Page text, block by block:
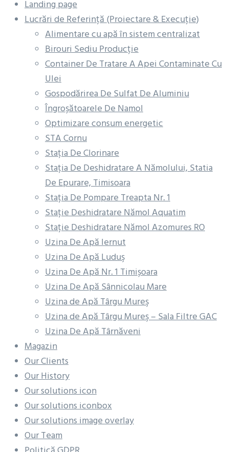
Landing page
Lucrări de Referință (Proiectare & Execuție)
Alimentare cu apă în sistem centralizat
Birouri Sediu Producție
Container De Tratare A Apei Contaminate Cu
Ulei
Gospodărirea De Sulfat De Aluminiu
Îngroșătoarele De Namol
Optimizare consum energetic
STA Cornu
Stația De Clorinare
Stația De Deshidratare A Nămolului, Statia
De Epurare, Timisoara
Stația De Pompare Treapta Nr. 1
Stație Deshidratare Nămol Aquatim
Stație Deshidratare Nămol Azomures RO
Uzina De Apă Iernut
Uzina De Apă Luduş
Uzina De Apă Nr. 1 Timișoara
Uzina De Apă Sânnicolau Mare
Uzina de Apă Târgu Mureş
Uzina de Apă Târgu Mureş – Sala Filtre GAC
Uzina De Apă Târnăveni
Magazin
Our Clients
Our History
Our solutions icon
Our solutions iconbox
Our solutions image overlay
Our Team